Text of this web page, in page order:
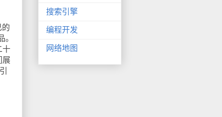
十
展
搜索引擎
编程开发
网络地图